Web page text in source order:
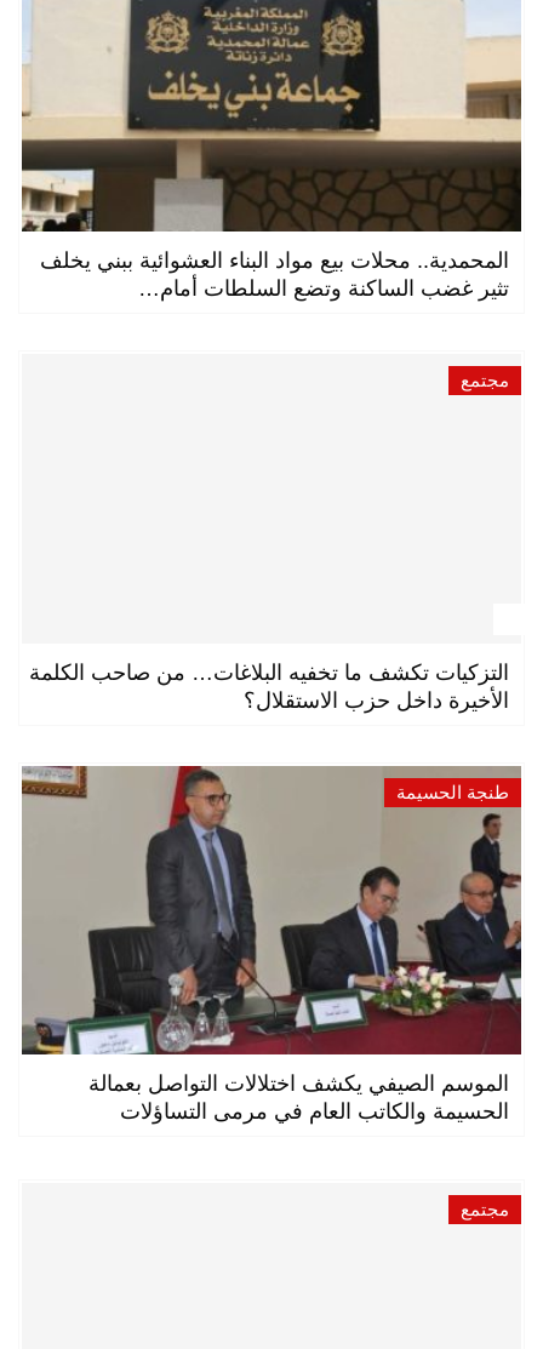
المحمدية.. محلات بيع مواد البناء العشوائية ببني يخلف
تثير غضب الساكنة وتضع السلطات أمام…
مجتمع
التزكيات تكشف ما تخفيه البلاغات… من صاحب الكلمة
الأخيرة داخل حزب الاستقلال؟
طنجة الحسيمة
الموسم الصيفي يكشف اختلالات التواصل بعمالة
الحسيمة والكاتب العام في مرمى التساؤلات
مجتمع